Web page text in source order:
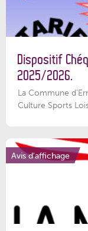
Dispositif
2025/2026.
La Commune
Culture Sports
Avis d'affichage